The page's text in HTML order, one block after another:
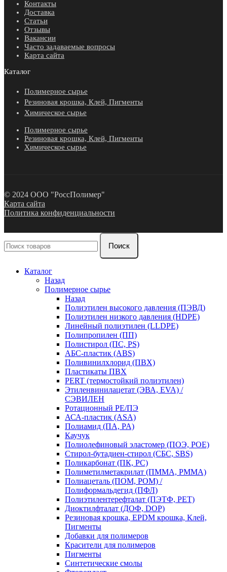
Контакты
Доставка
Статьи
Отзывы
Вакансии
Часто задаваемые вопросы
Карта сайта
Каталог
Полимерное сырье
Резиновая крошка, Клей, Пигменты
Химическое сырье
Полимерное сырье
Резиновая крошка, Клей, Пигменты
Химическое сырье
© 2024 ООО "РоссПолимер"
Карта сайта
Политика конфиденциальности
Поиск
Каталог
Назад
Полимерное сырье
Назад
Полиэтилен высокого давления (ПЭВД)
Полиэтилен низкого давления (HDPE)
Линейный полиэтилен (LLDPE)
Полипропилен (ПП)
Полистирол (ПС, PS)
АБС-пластик (ABS)
Поливинилхлорид (ПВХ)
Пластикаты ПВХ
PERT (термостойкий полиэтилен)
Этиленвинилацетат (ЭВА, EVA) /
СЭВИЛЕН
Ротационный PE/ПЭ
АСА-пластик (ASA)
Полиамид (ПА, PA)
Каучук
Полиолефиновый эластомер (ПОЭ, POE)
Стирол-бутадиен-стирол (СБС, SBS)
Поликарбонат (ПК, PC)
Полиметилметакрилат (ПММА, PMMA)
Полиацеталь (ПОМ, POM) /
Полиформальдегид (ПФЛ)
Полиэтилентерефталат (ПЭТФ, PET)
Диоктилфталат (ДОФ, DOP)
Резиновая крошка, EPDM крошка, Клей,
Пигменты
Добавки для полимеров
Красители для полимеров
Пигменты
Синтетические смолы